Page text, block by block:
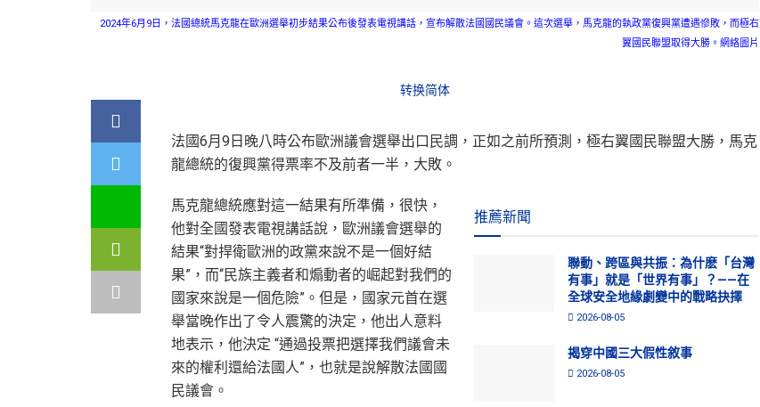
2024年6月9日，法國總統馬克龍在歐洲選舉初步結果公布後發表電視講話，宣布解散法國國民議會。這次選舉，馬克龍的執政黨復興黨遭遇慘敗，而極右
翼國民聯盟取得大勝。網絡圖片
转换简体
法國6月9日晚八時公布歐洲議會選舉出口民調，正如之前所預測，極右翼國民聯盟大勝，馬克
龍總統的復興黨得票率不及前者一半，大敗。
推薦新聞
聯動、跨區與共振：為什麽「台灣
有事」就是「世界有事」？——在
全球安全地緣劇變中的戰略抉擇
2026-08-05
揭穿中國三大假性敘事
2026-08-05
馬克龍總統應對這一結果有所準備，很快，
他對全國發表電視講話說，歐洲議會選舉的
結果“對捍衛歐洲的政黨來說不是一個好結
果”，而“民族主義者和煽動者的崛起對我們的
國家來說是一個危險”。但是，國家元首在選
舉當晚作出了令人震驚的決定，他出人意料
地表示，他決定 “通過投票把選擇我們議會未
來的權利還給法國人”，也就是說解散法國國
民議會。